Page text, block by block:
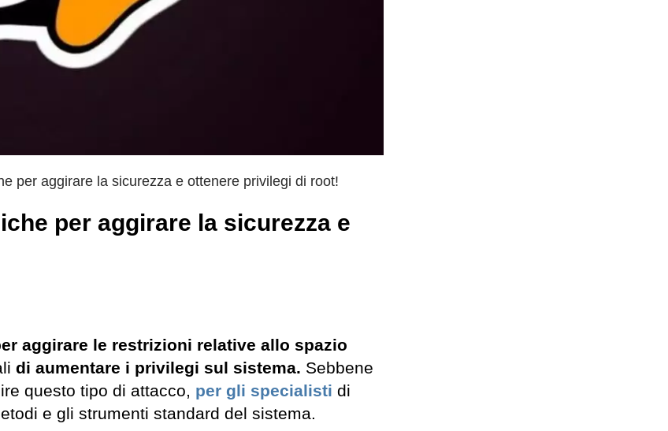
per aggirare la sicurezza e ottenere privilegi di root!
per aggirare la sicurezza e
aggirare le restrizioni relative allo spazio
di aumentare i privilegi sul sistema. Sebbene
questo tipo di attacco, per gli specialisti di
e gli strumenti standard del sistema.